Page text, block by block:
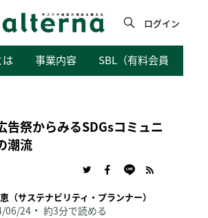
ログイン
事業内容 SBL（有料会員向けサ
告祭からみるSDGsコミュニ
潮流
（サステナビリティ・プランナー）
06/24 約3分で読める